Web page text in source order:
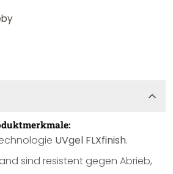
UVgel FLXfinish.
sind resistent gegen Abrieb,